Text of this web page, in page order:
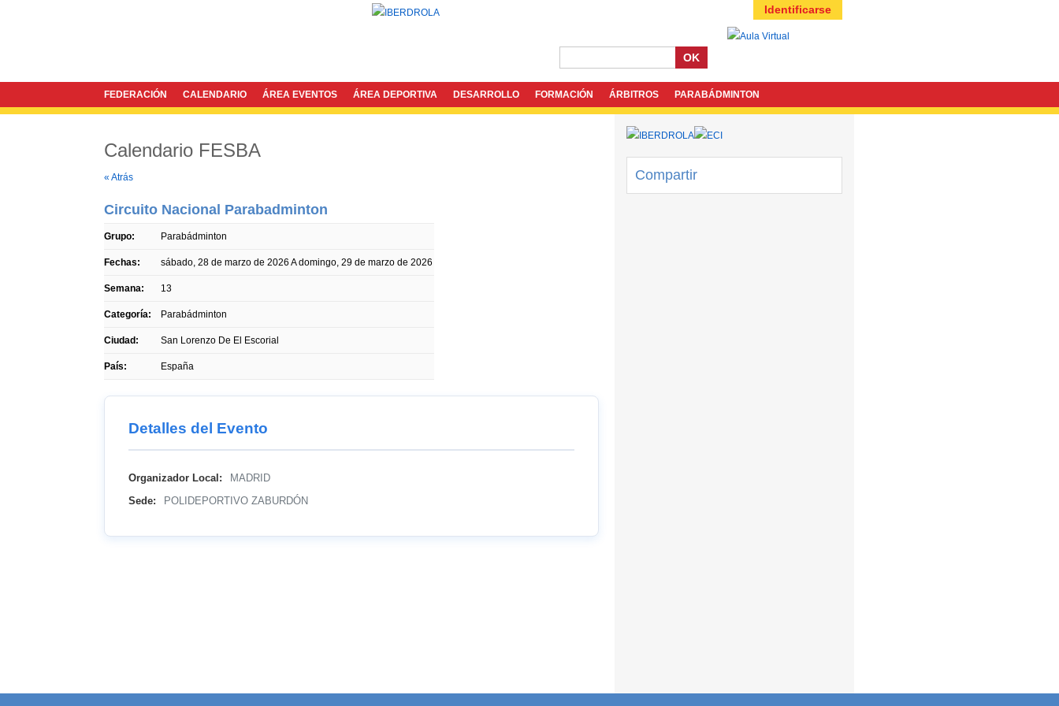
Identificarse
OK
FEDERACIÓN CALENDARIO ÁREA EVENTOS ÁREA DEPORTIVA DESARROLLO FORMACIÓN ÁRBITROS PARABÁDMINTON
Calendario FESBA
« Atrás
Circuito Nacional Parabadminton
Grupo: Parabádminton
Fechas: sábado, 28 de marzo de 2026 Adomingo, 29 de marzo de 2026
Semana: 13
Categoría: Parabádminton
Ciudad: San Lorenzo De El Escorial
País: España
Detalles del Evento
Organizador Local: MADRID
Sede: POLIDEPORTIVO ZABURDÓN
Compartir